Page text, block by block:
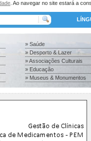
. Ao navegar no site estará a
» Saúde
» Desporto & Lazer
» Associações Culturais
» Educação
» Museus & Monumentos